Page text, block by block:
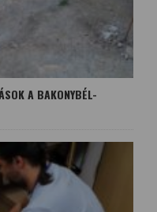
A BAKONYBÉL-